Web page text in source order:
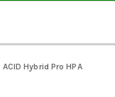
ACID Hybrid Pro HPA